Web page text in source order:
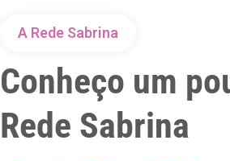
A Rede Sabrina
Conheço um
Rede Sabrina